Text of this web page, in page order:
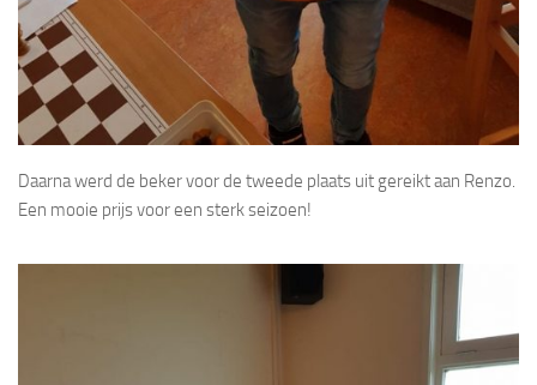
Daarna werd de beker voor de tweede plaats uit gereikt aan Renzo.
Een mooie prijs voor een sterk seizoen!